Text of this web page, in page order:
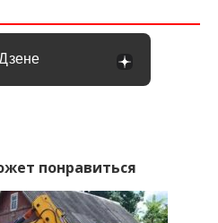
понравиться